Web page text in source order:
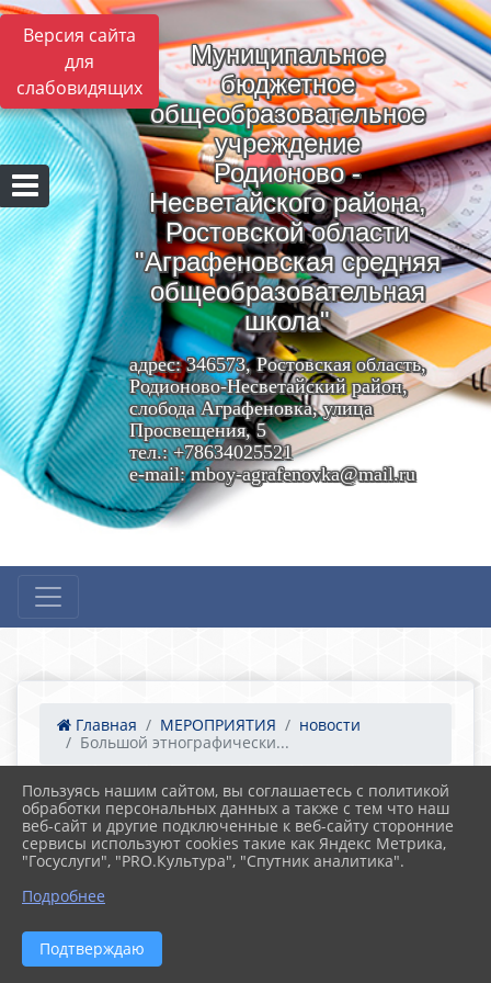
Версия сайта
для
слабовидящих
Муниципальное
бюджетное
общеобразовательное
учреждение
Родионово -
Несветайского района,
Ростовской области
"Аграфеновская средняя
общеобразовательная
школа"
адрес: 346573, Ростовская область,
Родионово-Несветайский район,
слобода Аграфеновка, улица
Просвещения, 5
тел.: +78634025521
e-mail: mboy-agrafenovka@mail.ru
Главная МЕРОПРИЯТИЯ
новости
Большой этнографически...
28.01.2021 12:27 28
Большой этнографический диктант
пройдет в Ростовской области
акция «Большой этнографический диктант»
единый период – с 3 по 8 ноября 2020 года. Формат
проведения - онлайн.
Пользуясь нашим сайтом, вы соглашаетесь с политикой
обработки персональных данных а также с тем что наш
веб-сайт и другие подключенные к веб-сайту сторонние
сервисы используют cookies такие как Яндекс Метрика,
"Госуслуги", "PRO.Культура", "Спутник аналитика".
Подробнее
Подтверждаю